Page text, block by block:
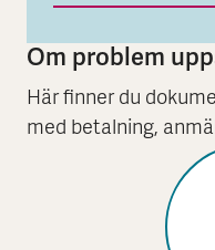
Om problem
Här finner du
med betalning,